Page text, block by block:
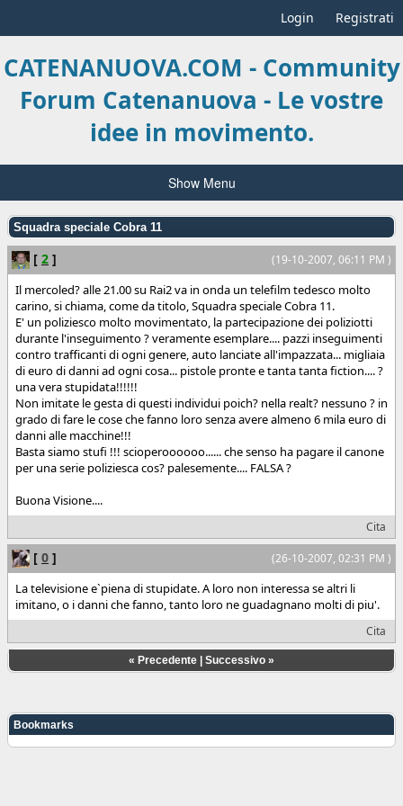
Login Registrati
CATENANUOVA.COM - Community
Forum Catenanuova - Le vostre
idee in movimento.
Show Menu
Squadra speciale Cobra 11
(19-10-2007, 06:11 PM )
[ 2 ]
Il mercoled? alle 21.00 su Rai2 va in onda un telefilm tedesco molto
carino, si chiama, come da titolo, Squadra speciale Cobra 11.
E' un poliziesco molto movimentato, la partecipazione dei poliziotti
durante l'inseguimento ? veramente esemplare.... pazzi inseguimenti
contro trafficanti di ogni genere, auto lanciate all'impazzata... migliaia
di euro di danni ad ogni cosa... pistole pronte e tanta tanta fiction.... ?
una vera stupidata!!!!!!
Non imitate le gesta di questi individui poich? nella realt? nessuno ? in
grado di fare le cose che fanno loro senza avere almeno 6 mila euro di
danni alle macchine!!!
Basta siamo stufi !!! scioperoooooo...... che senso ha pagare il canone
per una serie poliziesca cos? palesemente.... FALSA ?
Buona Visione....
Cita
(26-10-2007, 02:31 PM )
[ 0 ]
La televisione e`piena di stupidate. A loro non interessa se altri li
imitano, o i danni che fanno, tanto loro ne guadagnano molti di piu'.
Cita
« Precedente Successivo »
Bookmarks